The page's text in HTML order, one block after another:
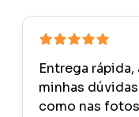
Entrega
minhas
como nas fotos